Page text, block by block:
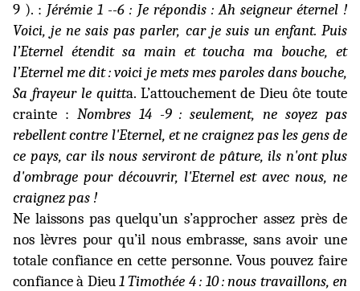
9 ). : Jérémie 1 --6 : Je répondis : Ah seigneur éternel !
Voici, je ne sais pas parler, car je suis un enfant. Puis
l’Eternel étendit sa main et toucha ma bouche, et
l’Eternel me dit : voici je mets mes paroles dans bouche,
Sa frayeur le quitta. L’attouchement de Dieu ôte toute
crainte : Nombres 14 -9 : seulement, ne soyez pas
rebellent contre l'Eternel, et ne craignez pas les gens de
ce pays, car ils nous serviront de pâture, ils n'ont plus
d'ombrage pour découvrir, l'Eternel est avec nous, ne
craignez pas !
Ne laissons pas quelqu’un s’approcher assez près de
nos lèvres pour qu’il nous embrasse, sans avoir une
totale confiance en cette personne. Vous pouvez faire
confiance à Dieu1 Timothée 4 : 10 : nous travaillons, en